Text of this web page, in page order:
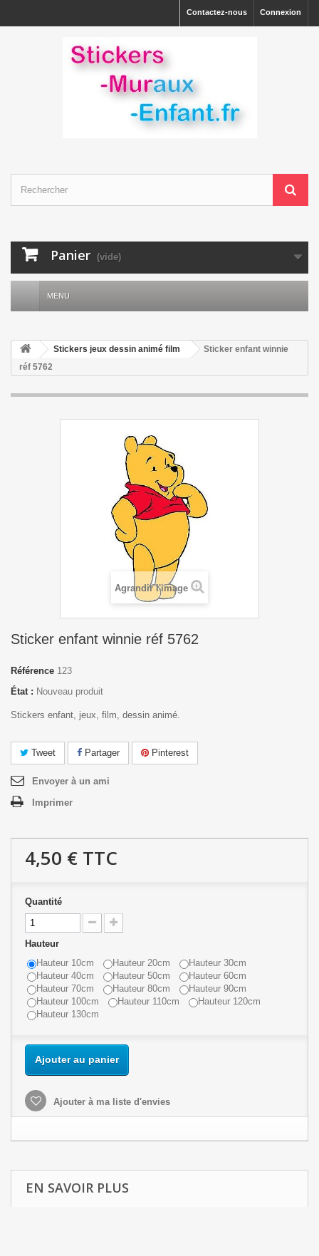
Connexion
Contactez-nous
Panier (vide)
MENU
Stickers jeux dessin animé film
Sticker enfant winnie
réf 5762
Agrandir l'image
Sticker enfant winnie réf 5762
Référence 123
État : Nouveau produit
Stickers enfant, jeux, film, dessin animé.
Tweet Partager Pinterest
Envoyer à un ami
Imprimer
4,50 € TTC
Quantité
Hauteur
Hauteur 10cm
Hauteur 20cm
Hauteur 30cm
Hauteur 40cm
Hauteur 50cm
Hauteur 60cm
Hauteur 70cm
Hauteur 80cm
Hauteur 90cm
Hauteur 100cm
Hauteur 110cm
Hauteur 120cm
Hauteur 130cm
Ajouter au panier
Ajouter à ma liste d'envies
EN SAVOIR PLUS